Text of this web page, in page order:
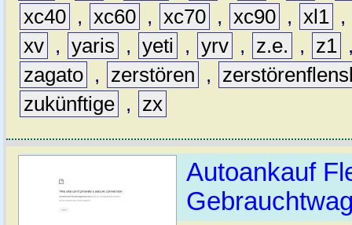
xc40 , xc60 , xc70 , xc90 , xl1 ,
xv , yaris , yeti , yrv , z.e. , z1
zagato , zerstören ,
zukünftige , zx
Autoankauf